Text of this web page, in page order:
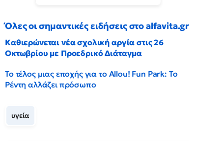
Όλες οι σημαντικές ειδήσεις στο alfavita.gr
Καθιερώνεται νέα σχολική αργία στις 26
Οκτωβρίου με Προεδρικό Διάταγμα
Το τέλος μιας εποχής για το Allou! Fun Park: Το
Ρέντη αλλάζει πρόσωπο
υγεία